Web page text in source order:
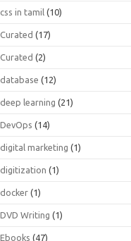
css in tamil (10)
Curated (17)
Curated (2)
database (12)
deep learning (21)
DevOps (14)
digital marketing (1)
digitization (1)
docker (1)
DVD Writing (1)
Ebooks (47)